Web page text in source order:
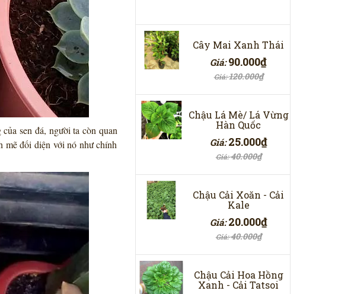
sen đá, người ta còn quan
mẽ đối diện với nó như chính
Cây Mai Xanh Thái
Giá:90.000₫
Giá:120.000₫
Chậu Lá Mè/ Lá Vừng
Hàn Quốc
Giá:25.000₫
Giá:40.000₫
Chậu Cải Xoăn - Cải
Kale
Giá:20.000₫
Giá:40.000₫
Chậu Cải Hoa Hồng
Xanh - Cải Tatsoi